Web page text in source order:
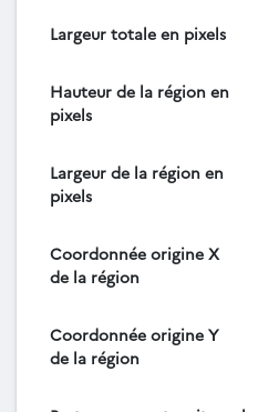
Largeur totale en pixels
Hauteur de la région en
pixels
Largeur de la région en
pixels
Coordonnée origine X
de la région
Coordonnée origine Y
de la région